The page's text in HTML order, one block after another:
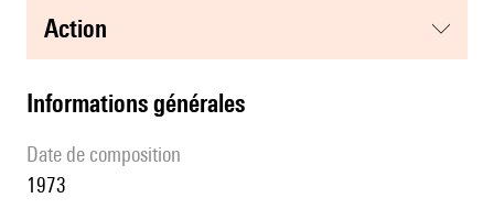
action
informations générales
date de composition
1973